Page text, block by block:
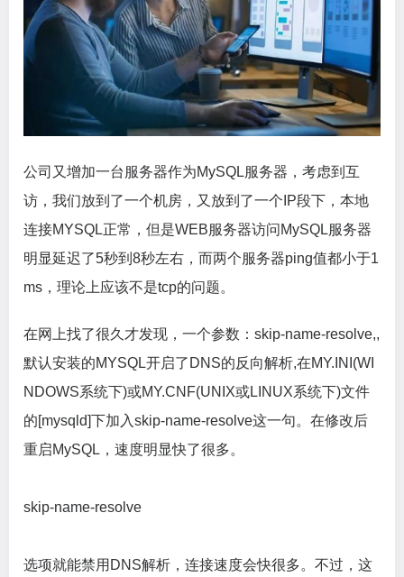
公司又增加一台服务器作为MySQL服务器，考虑到互
访，我们放到了一个机房，又放到了一个IP段下，本地
连接MYSQL正常，但是WEB服务器访问MySQL服务器
明显延迟了5秒到8秒左右，而两个服务器ping值都小于1
ms，理论上应该不是tcp的问题。
在网上找了很久才发现，一个参数：skip-name-resolve,,
默认安装的MYSQL开启了DNS的反向解析,在MY.INI(WI
NDOWS系统下)或MY.CNF(UNIX或LINUX系统下)文件
的[mysqld]下加入skip-name-resolve这一句。在修改后
重启MySQL，速度明显快了很多。
skip-name-resolve
选项就能禁用DNS解析，连接速度会快很多。不过，这